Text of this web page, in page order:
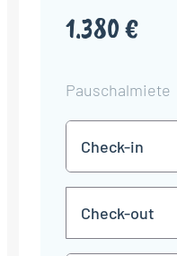
1.380 €
Pauschalmiete
in
TT
Punkt
MM
JJJJ
TT
Punkt
MM